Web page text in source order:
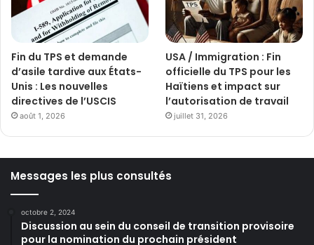
Fin du TPS et demande
d’asile tardive aux États-
Unis : Les nouvelles
directives de l’USCIS
août 1, 2026
USA / Immigration : Fin
officielle du TPS pour les
Haïtiens et impact sur
l’autorisation de travail
juillet 31, 2026
Messages les plus consultés
octobre 2, 2024
Discussion au sein du conseil de transition provisoire
pour la nomination du prochain président